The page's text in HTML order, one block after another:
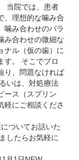
当院では、患者
、理想的な噛み合
噛み合わせのバラ
み合わせの微細な
ナル（仮の歯）に
す。 そこでプロ
り、問題なければ
いは、対処療法
ース（スプリン
軽にご相談くださ
ついてお話いた
したらお気軽に